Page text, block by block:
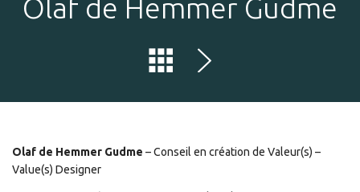
Olaf de Hemmer Gudme
Olaf de Hemmer Gudme – Conseil en création de Valeur(s) –
Value(s) Designer